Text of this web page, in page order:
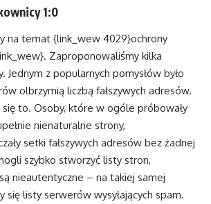
1:0
na temat {link_wew 4029}ochrony
Zaproponowaliśmy kilka
Jednym z popularnych pomysłów było
olbrzymią liczbą fałszywych adresów.
się to. Osoby, które w ogóle próbowały
nienaturalne strony,
setki fałszywych adresów bez żadnej
szybko stworzyć listy stron,
nieautentyczne – na takiej samej
się listy serwerów wysyłających spam.